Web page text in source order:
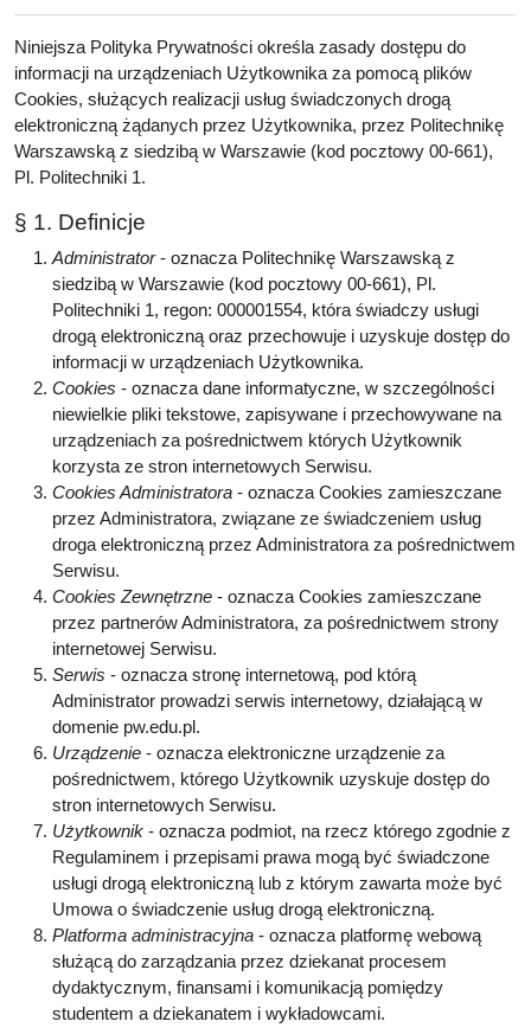
Niniejsza Polityka Prywatności określa zasady dostępu do
informacji na urządzeniach Użytkownika za pomocą plików
Cookies, służących realizacji usług świadczonych drogą
elektroniczną żądanych przez Użytkownika, przez Politechnikę
Warszawską z siedzibą w Warszawie (kod pocztowy 00-661),
Pl. Politechniki 1.
§ 1. Definicje
Administrator- oznacza Politechnikę Warszawską z
siedzibą w Warszawie (kod pocztowy 00-661), Pl.
Politechniki 1, regon: 000001554, która świadczy usługi
drogą elektroniczną oraz przechowuje i uzyskuje dostęp do
informacji w urządzeniach Użytkownika.
Cookies - oznacza dane informatyczne, w szczególności
niewielkie pliki tekstowe, zapisywane i przechowywane na
urządzeniach za pośrednictwem których Użytkownik
korzysta ze stron internetowych Serwisu.
Cookies Administratora - oznacza Cookies zamieszczane
przez Administratora, związane ze świadczeniem usług
droga elektroniczną przez Administratora za pośrednictwem
Serwisu.
Cookies Zewnętrzne - oznacza Cookies zamieszczane
przez partnerów Administratora, za pośrednictwem strony
internetowej Serwisu.
Serwis - oznacza stronę internetową, pod którą
Administrator prowadzi serwis internetowy, działającą w
domenie pw.edu.pl.
Urządzenie - oznacza elektroniczne urządzenie za
pośrednictwem, którego Użytkownik uzyskuje dostęp do
stron internetowych Serwisu.
Użytkownik - oznacza podmiot, na rzecz którego zgodnie z
Regulaminem i przepisami prawa mogą być świadczone
usługi drogą elektroniczną lub z którym zawarta może być
Umowa o świadczenie usług drogą elektroniczną.
Platforma administracyjna - oznacza platformę webową
służącą do zarządzania przez dziekanat procesem
dydaktycznym, finansami i komunikacją pomiędzy
studentem a dziekanatem i wykładowcami.